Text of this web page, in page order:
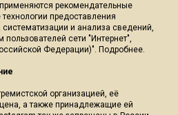
рекомендательные
предоставления
и анализа сведений,
сети "Интернет",
Федерации)". Подробнее.
организацией, её
а также принадлежащие ей